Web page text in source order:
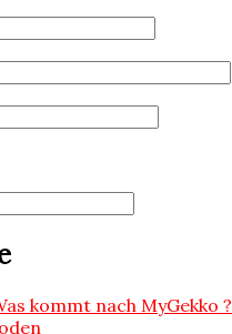
kommt nach MyGekko ?